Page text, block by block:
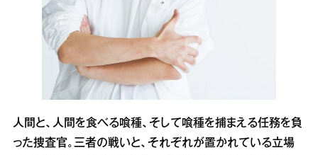
人間と、人間を食べる喰種、そして喰種を捕まえる任務を負
った捜査官。三者の戦いと、それぞれが置かれている立場